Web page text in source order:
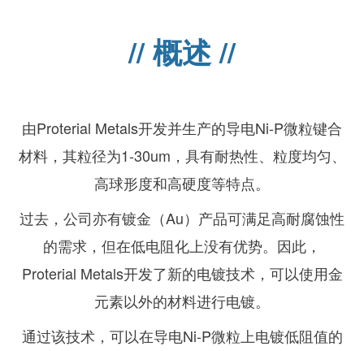
// 概述 //
由Proterial Metals开发并生产的导电Ni-P微粒键合
材料，其粒径为1-30um，具有耐热性、粒度均匀、
高球形度和高硬度等特点。
过去，公司亦有镀金（Au）产品可满足高耐腐蚀性
的需求，但在低电阻化上没有优势。因此，
Proterial Metals开发了新的电镀技术，可以使用金
元素以外的材料进行电镀。
通过该技术，可以在导电Ni-P微粒上电镀低阻值的